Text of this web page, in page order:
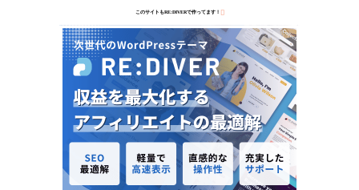
このサイトもRE:DIVERで作ってます！ 